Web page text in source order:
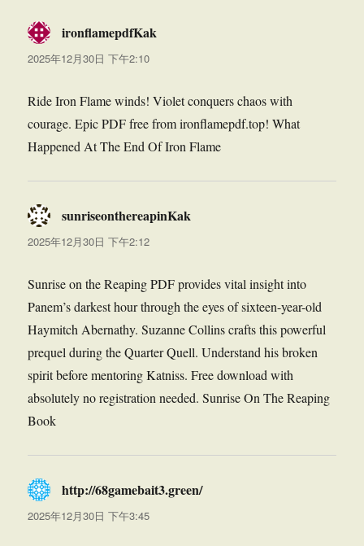
ironflamepdfKak
2025年12月30日 下午2:10
Ride Iron Flame winds! Violet conquers chaos with
courage. Epic PDF free from ironflamepdf.top! What
Happened At The End Of Iron Flame
sunriseonthereapinKak
2025年12月30日 下午2:12
Sunrise on the Reaping PDF provides vital insight into
Panem’s darkest hour through the eyes of sixteen-year-old
Haymitch Abernathy. Suzanne Collins crafts this powerful
prequel during the Quarter Quell. Understand his broken
spirit before mentoring Katniss. Free download with
absolutely no registration needed. Sunrise On The Reaping
Book
http://68gamebait3.green/说
2025年12月30日 下午3:45